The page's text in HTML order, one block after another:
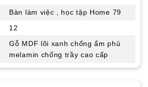
Bàn làm việc , học tập Home 79
12
Gỗ MDF lõi xanh chống ẩm phủ
melamin chống trầy cao cấp